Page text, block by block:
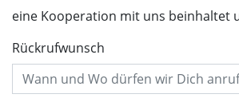
eine Kooperation mit uns beinhaltet
Rückrufwunsch